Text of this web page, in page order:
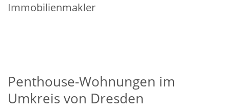
Immobilienmakler
Penthouse-Wohnungen im
Umkreis von Dresden